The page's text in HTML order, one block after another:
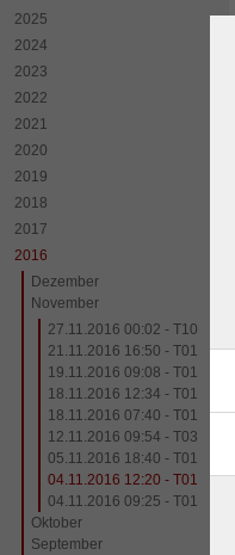
2025
2024
2023
2022
2021
2020
2019
2018
2017
2016
Dezember
November
27.11.2016 00:02 - T10
21.11.2016 16:50 - T01
19.11.2016 09:08 - T01
18.11.2016 12:34 - T01
18.11.2016 07:40 - T01
12.11.2016 09:54 - T03
05.11.2016 18:40 - T01
04.11.2016 12:20 - T01
04.11.2016 09:25 - T01
Oktober
September